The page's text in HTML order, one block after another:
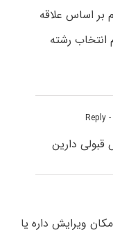
بر اساس علاقه
انتخاب رشته
-
قبولی دارین
ویرایش داره یا